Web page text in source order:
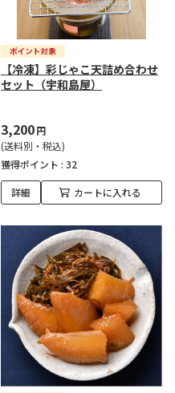
【冷凍】彩じゃこ天詰め合わせ
セット（宇和島屋）
3,200円
(送料別・税込)
獲得ポイント : 32
詳細 カートに入れる